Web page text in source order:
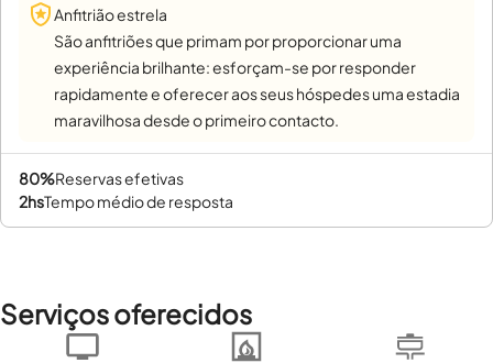
Anfitrião estrela
São anfitriões que primam por proporcionar uma
experiência brilhante: esforçam-se por responder
rapidamente e oferecer aos seus hóspedes uma estadia
maravilhosa desde o primeiro contacto.
80% reservas efetivas
2hs tempo médio de resposta
Serviços oferecidos